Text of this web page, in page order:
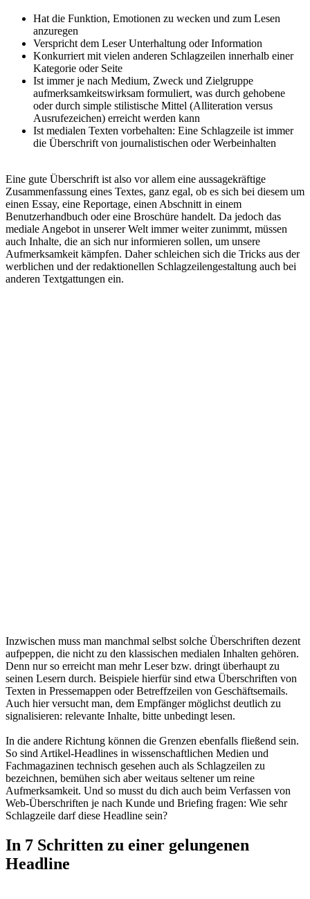
Hat die Funktion, Emotionen zu wecken und zum Lesen
anzuregen
Verspricht dem Leser Unterhaltung oder Information
Konkurriert mit vielen anderen Schlagzeilen innerhalb einer
Kategorie oder Seite
Ist immer je nach Medium, Zweck und Zielgruppe
aufmerksamkeitswirksam formuliert, was durch gehobene
oder durch simple stilistische Mittel (Alliteration versus
Ausrufezeichen) erreicht werden kann
Ist medialen Texten vorbehalten: Eine Schlagzeile ist immer
die Überschrift von journalistischen oder Werbeinhalten
Eine gute Überschrift ist also vor allem eine aussagekräftige
Zusammenfassung eines Textes, ganz egal, ob es sich bei diesem um
einen Essay, eine Reportage, einen Abschnitt in einem
Benutzerhandbuch oder eine Broschüre handelt. Da jedoch das
mediale Angebot in unserer Welt immer weiter zunimmt, müssen
auch Inhalte, die an sich nur informieren sollen, um unsere
Aufmerksamkeit kämpfen. Daher schleichen sich die Tricks aus der
werblichen und der redaktionellen Schlagzeilengestaltung auch bei
anderen Textgattungen ein.
Inzwischen muss man manchmal selbst solche Überschriften dezent
aufpeppen, die nicht zu den klassischen medialen Inhalten gehören.
Denn nur so erreicht man mehr Leser bzw. dringt überhaupt zu
seinen Lesern durch. Beispiele hierfür sind etwa Überschriften von
Texten in Pressemappen oder Betreffzeilen von Geschäftsemails.
Auch hier versucht man, dem Empfänger möglichst deutlich zu
signalisieren: relevante Inhalte, bitte unbedingt lesen.
In die andere Richtung können die Grenzen ebenfalls fließend sein.
So sind Artikel-Headlines in wissenschaftlichen Medien und
Fachmagazinen technisch gesehen auch als Schlagzeilen zu
bezeichnen, bemühen sich aber weitaus seltener um reine
Aufmerksamkeit. Und so musst du dich auch beim Verfassen von
Web-Überschriften je nach Kunde und Briefing fragen: Wie sehr
Schlagzeile darf diese Headline sein?
In 7 Schritten zu einer gelungenen
Headline